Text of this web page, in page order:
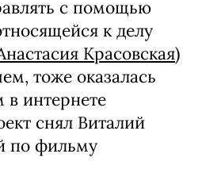
с помощью
к делу
Красовская)
тоже оказалась
интернете
снял Виталий
по фильму